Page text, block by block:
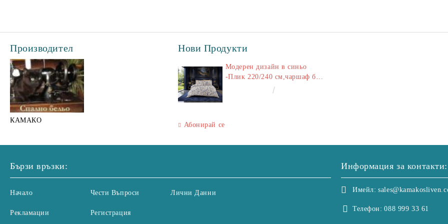
Производител
КАМАКО
Нови Продукти
Модерен дизайн в синьо
-Плик 220/240 см,чаршаф без
ластик 240/260 см,калъфки
Абонирай се
Бързи връзки:
Начало
Рекламации
Чести Въпроси
Регистрация
Лични Данни
Информация за контакти:
Имейл:
Телефон: 088 999 33 61